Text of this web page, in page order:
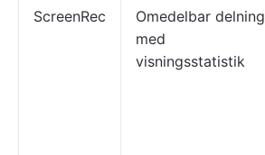
ScreenRec
Omedelbar delning
med
visningsstatistik